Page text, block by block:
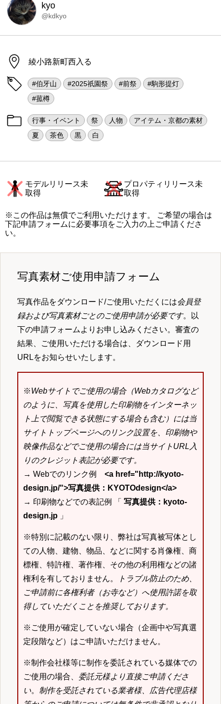
kyo
@kdkyo
綾小路新町西入る
#伯牙山 #2025祇園祭 #前祭
#駒形提灯
#菰樽
行事・イベント 祭 人物
アイテム・京都の素材
夏
茶色 黒 白
モデルリリース未
取得
プロパティリリース未
取得
※この作品は無償でご利用いただけます。 ご希望の場合は
下記申請フォームに必要事項をご入力の上ご申請くださ
い。
写真素材ご使用申請フォーム
写真作品をダウンロード/ご使用いただくには会員登
録および写真素材ごとのご使用申請が必要です。以
下の申請フォームよりお申し込みください。審査の
結果、ご使用いただける場合は、ダウンロード用
URLをお知らせいたします。
※Webサイトでご使用の場合（Webカタログなど
のように、写真を使用した印刷物をインターネッ
ト上で閲覧できる状態にする場合も含む）には当
サイトトップページへのリンク設置を、印刷物や
映像作品などでご使用の場合には当サイトURL入
りのクレジット表記が必要です。
→ Webでのリンク例 <a href="http://kyoto-
design.jp/">写真提供：KYOTOdesign</a>
→ 印刷物などでの表記例 「 写真提供：kyoto-
design.jp 」
※特別に記載のない限り、弊社は写真被写体とし
ての人物、建物、物品、などに関する肖像権、商
標権、特許権、著作権、その他の利用権などの諸
権利を有しておりません。
トラブル防止のため、
ご申請前に各権利者（お寺など）へ使用許諾を取
得していただくことを推奨しております。
※ご使用が確定していない場合（企画中や写真選
定段階など）はご申請いただけません。
※制作会社様等に制作を委託されている媒体での
ご使用の場合、 委託元様より直接ご申請くださ
い。 制作を受託されている業者様、広告代理店様